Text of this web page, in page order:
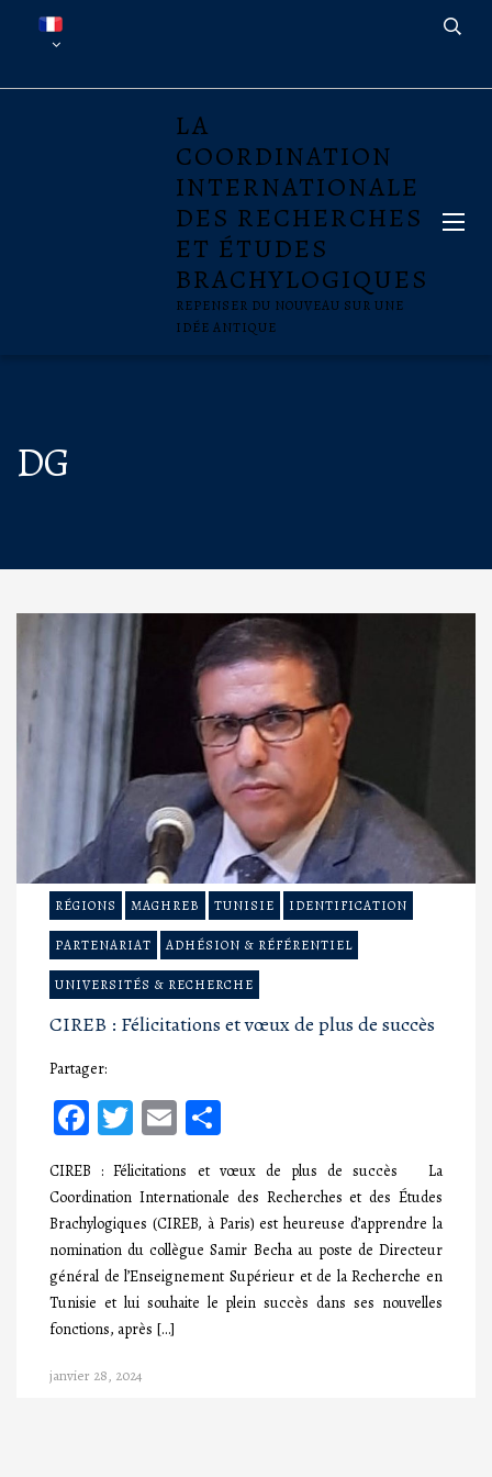
LA
COORDINATION
INTERNATIONALE
DES RECHERCHES
ET ÉTUDES
BRACHYLOGIQUES
REPENSER DU NOUVEAU SUR UNE
IDÉE ANTIQUE
DG
RÉGIONS MAGHREB TUNISIE IDENTIFICATION
PARTENARIAT ADHÉSION & RÉFÉRENTIEL
UNIVERSITÉS & RECHERCHE
CIREB : Félicitations et vœux de plus de succès
Partager:
Facebook
Twitter
Email
CIREB : Félicitations et vœux de plus de succès La
Coordination Internationale des Recherches et des Études
Brachylogiques (CIREB, à Paris) est heureuse d’apprendre la
nomination du collègue Samir Becha au poste de Directeur
général de l’Enseignement Supérieur et de la Recherche en
Tunisie et lui souhaite le plein succès dans ses nouvelles
fonctions, après […]
janvier 28, 2024